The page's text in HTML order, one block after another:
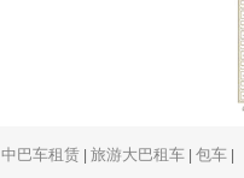
中巴车租赁 | 旅游大巴租车 | 包车 |